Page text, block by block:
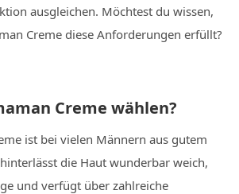
ausgleichen. Möchtest du wissen,
Creme diese Anforderungen erfüllt?
Creme wählen?
ist bei vielen Männern aus gutem
die Haut wunderbar weich,
und verfügt über zahlreiche